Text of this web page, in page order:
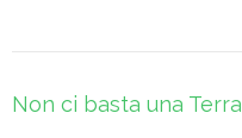
Navigazione
Non ci basta una Terra